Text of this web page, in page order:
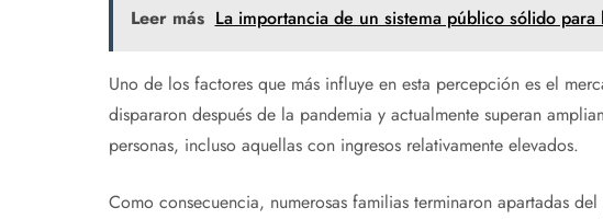
Leer más La importancia de un sistema público sólido
Uno de los factores que más influye en esta percepción es el
dispararon después de la pandemia y actualmente superan
personas, incluso aquellas con ingresos relativamente elevados.
Como consecuencia, numerosas familias terminaron apartadas